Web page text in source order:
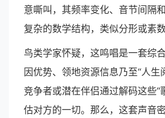
意嘶叫，其频率变化、音节间隔
复杂的数学结构，类似分形或素数
鸟类学家怀疑，这鸣唱是一套综
因优势、领地资源信息乃至“人生
竞争者或潜在伴侣通过解码这些“
估对方的一切。那么，这套声音